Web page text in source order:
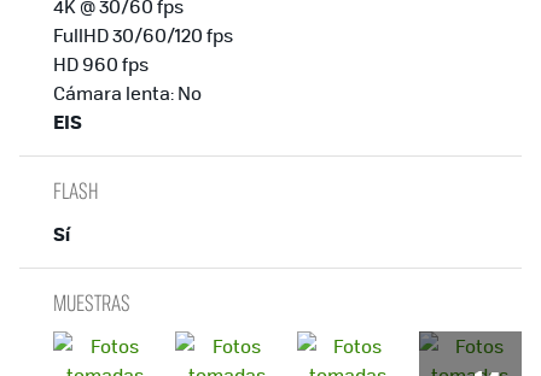
4K @ 30/60 fps
FullHD 30/60/120 fps
HD 960 fps
Cámara lenta: No
EIS
FLASH
Sí
MUESTRAS